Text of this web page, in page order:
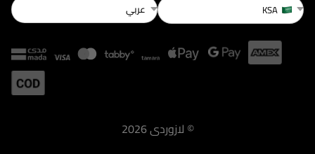
KSA عربي
© لازوردى2026